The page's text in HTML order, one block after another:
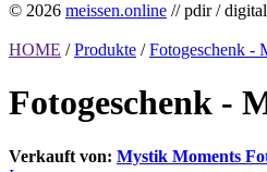
© 2026 meissen.online // pdir /
HOME / Produkte / Fotogeschenk -
Fotogeschenk -
Verkauft von: Mystik Moments